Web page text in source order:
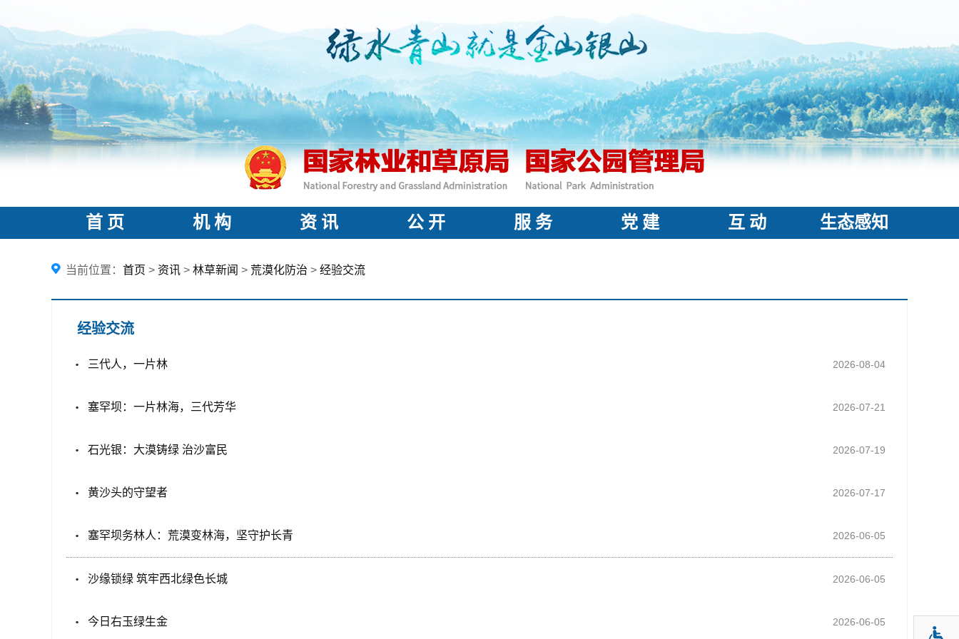
首 页 机 构 资 讯 公 开 服 务 党 建 互 动 生态感知
当前位置： 首页 > 资讯 > 林草新闻 > 荒漠化防治 > 经验交流
经验交流
2026-08-04
三代人，一片林
2026-07-21
塞罕坝：一片林海，三代芳华
2026-07-19
石光银：大漠铸绿 治沙富民
2026-07-17
黄沙头的守望者
2026-06-05
塞罕坝务林人：荒漠变林海，坚守护长青
2026-06-05
沙缘锁绿 筑牢西北绿色长城
2026-06-05
今日右玉绿生金